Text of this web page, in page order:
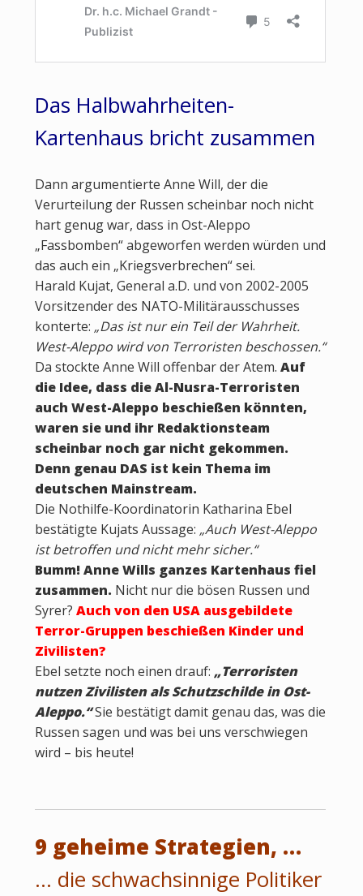
Das Halbwahrheiten-
Kartenhaus bricht zusammen
Dann argumentierte Anne Will, der die
Verurteilung der Russen scheinbar noch nicht
hart genug war, dass in Ost-Aleppo
„Fassbomben“ abgeworfen werden würden und
das auch ein „Kriegsverbrechen“ sei.
Harald Kujat, General a.D. und von 2002-2005
Vorsitzender des NATO-Militärausschusses
konterte: „Das ist nur ein Teil der Wahrheit.
West-Aleppo wird von Terroristen beschossen.“
Da stockte Anne Will offenbar der Atem. Auf
die Idee, dass die Al-Nusra-Terroristen
auch West-Aleppo beschießen könnten,
waren sie und ihr Redaktionsteam
scheinbar noch gar nicht gekommen.
Denn genau DAS ist kein Thema im
deutschen Mainstream.
Die Nothilfe-Koordinatorin Katharina Ebel
bestätigte Kujats Aussage: „Auch West-Aleppo
ist betroffen und nicht mehr sicher.“
Bumm! Anne Wills ganzes Kartenhaus fiel
zusammen. Nicht nur die bösen Russen und
Syrer? Auch von den USA ausgebildete
Terror-Gruppen beschießen Kinder und
Zivilisten?
Ebel setzte noch einen drauf: „Terroristen
nutzen Zivilisten als Schutzschilde in Ost-
Aleppo.“Sie bestätigt damit genau das, was die
Russen sagen und was bei uns verschwiegen
wird – bis heute!
9 geheime Strategien, …
… die schwachsinnige Politiker